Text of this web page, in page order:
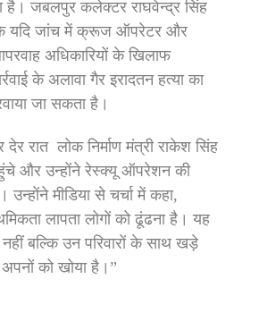
है। जबलपुर कलेक्टर राघवेन्द्र सिंह
यदि जांच में क्रूज ऑपरेटर और
अधिकारियों के खिलाफ
के अलावा गैर इरादतन हत्या का
जा सकता है।
रात लोक निर्माण मंत्री राकेश सिंह
और उन्होंने रेस्क्यू ऑपरेशन की
मीडिया से चर्चा में कहा,
लापता लोगों को ढूंढना है। यह
बल्कि उन परिवारों के साथ खड़े
अपनों को खोया है।”